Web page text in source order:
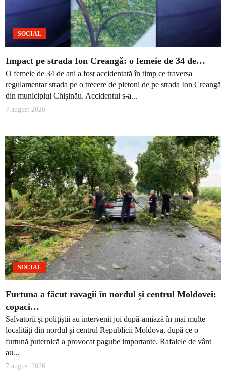
SOCIAL
Impact pe strada Ion Creangă: o femeie de 34 de…
O femeie de 34 de ani a fost accidentată în timp ce traversa
regulamentar strada pe o trecere de pietoni de pe strada Ion Creangă
din municipiul Chișinău. Accidentul s-a...
7 august 2026
SOCIAL
Furtuna a făcut ravagii în nordul și centrul Moldovei:
copaci…
Salvatorii și polițiștii au intervenit joi după-amiază în mai multe
localități din nordul și centrul Republicii Moldova, după ce o
furtună puternică a provocat pagube importante. Rafalele de vânt
au...
7 august 2026